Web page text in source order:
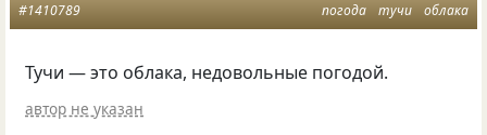
погода тучи облака
#1410789
Тучи — это облака, недовольные погодой.
автор не указан